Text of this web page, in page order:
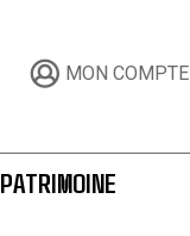
MON COMPTE
PATRIMOINE